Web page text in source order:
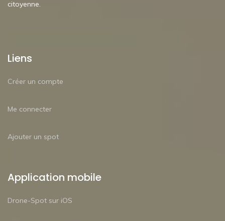
citoyenne.
Liens
Créer un compte
Me connecter
Ajouter un spot
Application mobile
Drone-Spot sur iOS